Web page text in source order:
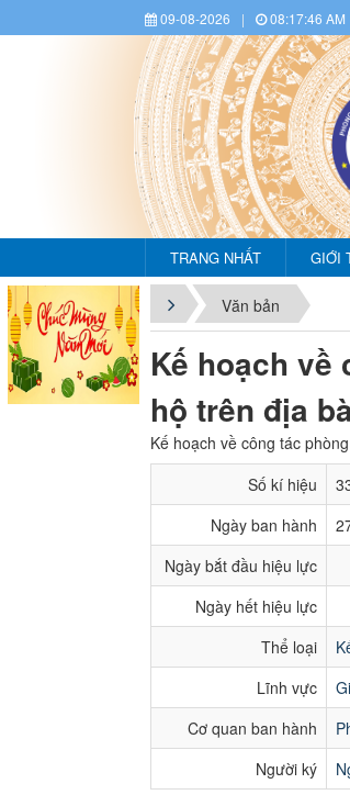
09-08-2026 | 08:17:47 AM
TRANG NHẤT GIỚI
Văn bảnCHÀO
Kế hoạch
hộ trên địa
Kế hoạch về công tác
Số kí hiệu
Ngày ban hành
Ngày bắt đầu hiệu lực
Ngày hết hiệu lực
Thể loại
Lĩnh vực
Cơ quan ban hành
Người ký